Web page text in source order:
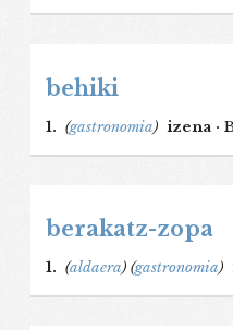
behiki
1. (gastronomia) izena ·
berakatz-zopa
1. (aldaera) (gastronomia)